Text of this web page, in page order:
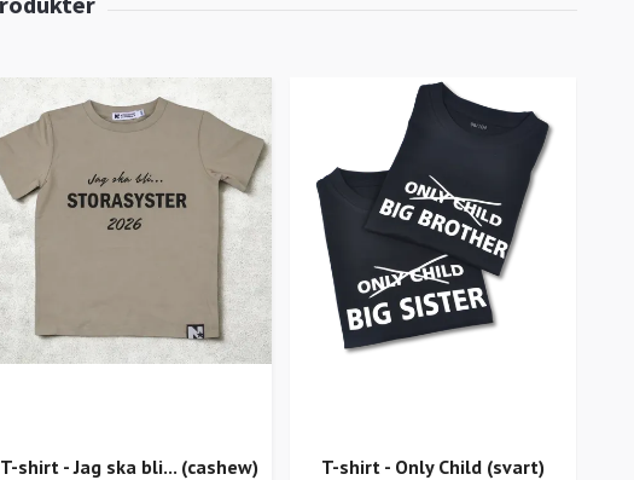
T-shirt - Jag ska bli... (cashew)
T-shirt - Only Child (svart)